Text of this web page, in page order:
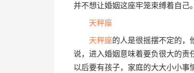
并不想让婚姻这座牢笼束缚着自己
天秤座
天秤座的人是很摇摆不定的，
说，进入婚姻意味着要负很大的责
以后要有孩子，家庭的大大小小事